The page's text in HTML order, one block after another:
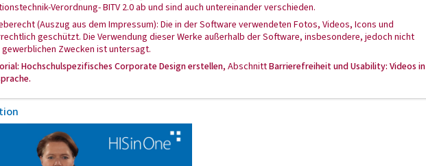
Verordnung- BITV 2.0 ab und sind auch untereinander verschieden.
(Auszug aus dem Impressum): Die in der Software verwendeten Fotos, Videos, Icons und
geschützt. Die Verwendung dieser Werke außerhalb der Software, insbesondere, jedoch nicht
Zwecken ist untersagt.
Hochschulspezifisches Corporate Design erstellen, AbschnittBarrierefreiheit und Usability: Videos in